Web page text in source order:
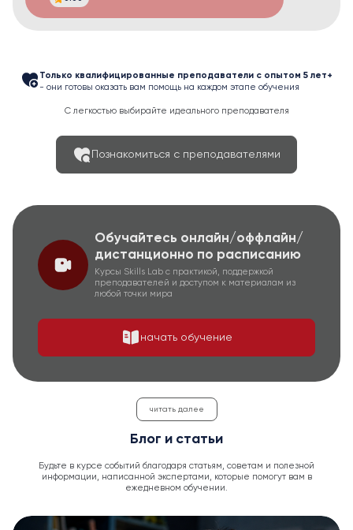
Только квалифицированные преподаватели с опытом 5 лет+
- они готовы оказать вам помощь на каждом этапе обучения
С легкостью выбирайте идеального преподавателя
Познакомиться с преподавателями
Обучайтесь онлайн/оффлайн/
дистанционно по расписанию
Курсы Skills Lab с практикой, поддержкой
преподавателей и доступом к материалам из
любой точки мира
начать обучение
читать далее
Блог и статьи
Будьте в курсе событий благодаря статьям, советам и полезной
информации, написанной экспертами, которые помогут вам в
ежедневном обучении.